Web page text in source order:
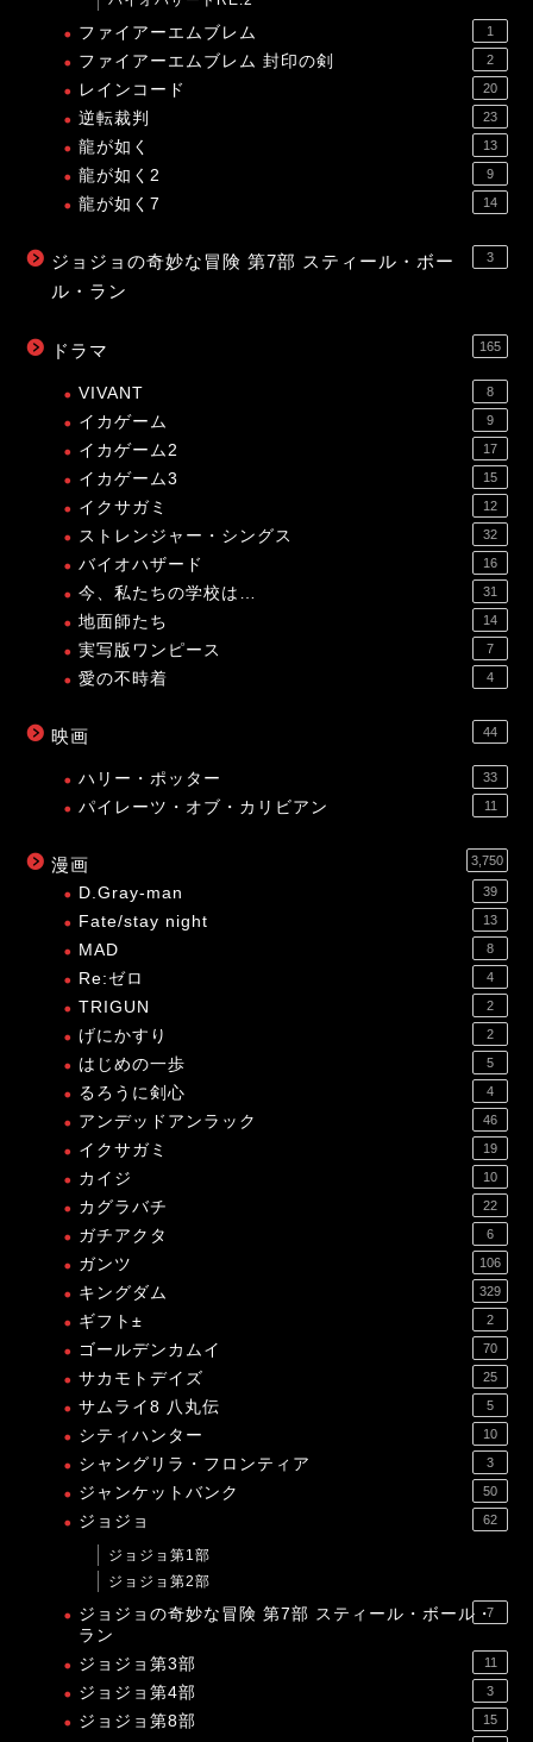
ファイアーエムブレム 1
ファイアーエムブレム 封印の剣 2
レインコード 20
逆転裁判 23
龍が如く 13
龍が如く2 9
龍が如く7 14
ジョジョの奇妙な冒険 第7部 スティール・ボー
ル・ラン
3
ドラマ 165
VIVANT 8
イカゲーム 9
イカゲーム2 17
イカゲーム3 15
イクサガミ 12
ストレンジャー・シングス 32
バイオハザード 16
今、私たちの学校は… 31
地面師たち 14
実写版ワンピース 7
愛の不時着 4
映画 44
ハリー・ポッター 33
パイレーツ・オブ・カリビアン 11
漫画 3,750
D.Gray-man 39
Fate/stay night 13
MAD 8
Re:ゼロ 4
TRIGUN 2
げにかすり 2
はじめの一歩 5
るろうに剣心 4
アンデッドアンラック 46
イクサガミ 19
カイジ 10
カグラバチ 22
ガチアクタ 6
ガンツ 106
キングダム 329
ギフト± 2
ゴールデンカムイ 70
サカモトデイズ 25
サムライ8 八丸伝 5
シティハンター 10
シャングリラ・フロンティア 3
ジャンケットバンク 50
ジョジョ 62
ジョジョ第1部
ジョジョ第2部
ジョジョの奇妙な冒険 第7部 スティール・ボール・
ラン
7
ジョジョ第3部 11
ジョジョ第4部 3
ジョジョ第8部 15